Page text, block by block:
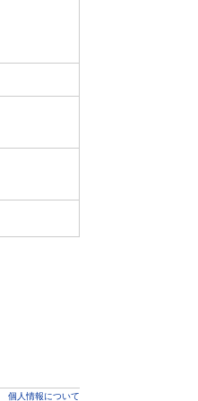
個人情報について